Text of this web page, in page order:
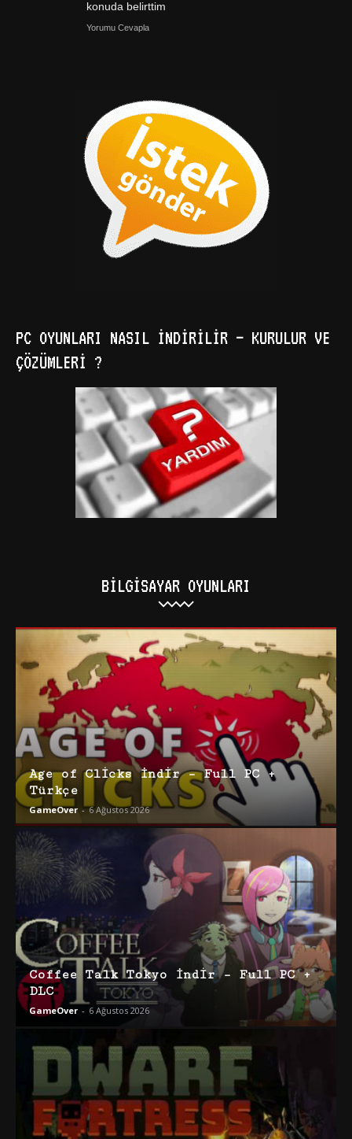
konuda belirttim
Yorumu Cevapla
PC OYUNLARI NASIL İNDIRILIR – KURULUR VE
ÇÖZÜMLERI ?
BILGISAYAR OYUNLARI
Age of Clicks İndir – Full PC +
Türkçe
GameOver - 6 Ağustos 2026
Coffee Talk Tokyo İndir – Full PC +
DLC
GameOver - 6 Ağustos 2026